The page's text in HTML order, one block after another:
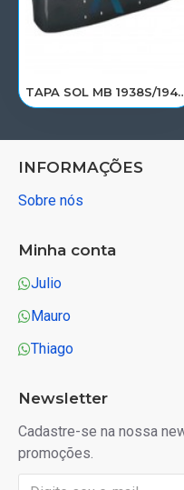
TAPA SOL MB 1938S/1944S
INFORMAÇÕES
Sobre nós
Minha conta
Julio
Mauro
Thiago
Newsletter
Cadastre-se na nossa
promoções.